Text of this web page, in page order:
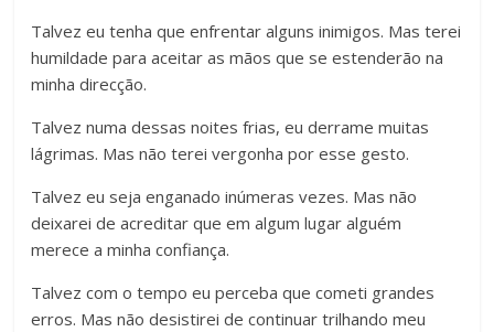
Talvez eu tenha que enfrentar alguns inimigos. Mas terei
humildade para aceitar as mãos que se estenderão na
minha direcção.
Talvez numa dessas noites frias, eu derrame muitas
lágrimas. Mas não terei vergonha por esse gesto.
Talvez eu seja enganado inúmeras vezes. Mas não
deixarei de acreditar que em algum lugar alguém
merece a minha confiança.
Talvez com o tempo eu perceba que cometi grandes
erros. Mas não desistirei de continuar trilhando meu